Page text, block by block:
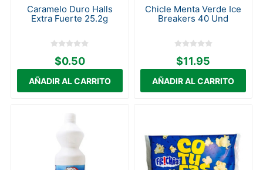
Caramelo Duro Halls
Extra Fuerte 25.2g
$0.50
Chicle Menta Verde Ice
Breakers 40 Und
$11.95